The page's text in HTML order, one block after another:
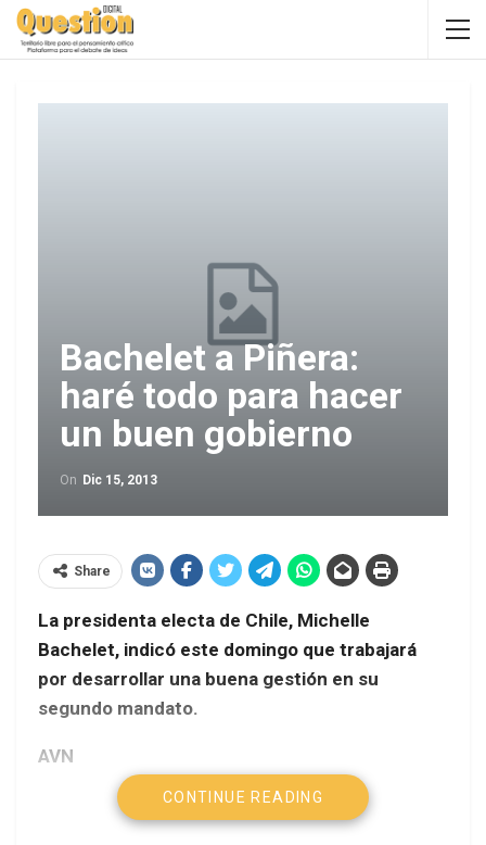
Bachelet a Piñera:
haré todo para hacer
un buen gobierno
On Dic 15, 2013
Share
La presidenta electa de Chile, Michelle
Bachelet, indicó este domingo que trabajará
por desarrollar una buena gestión en su
segundo mandato.
AVN
«Desde marzo (de 2014) haré todo, todo lo que
esté en mis manos para hacer un buen gobierno»,
CONTINUE READING